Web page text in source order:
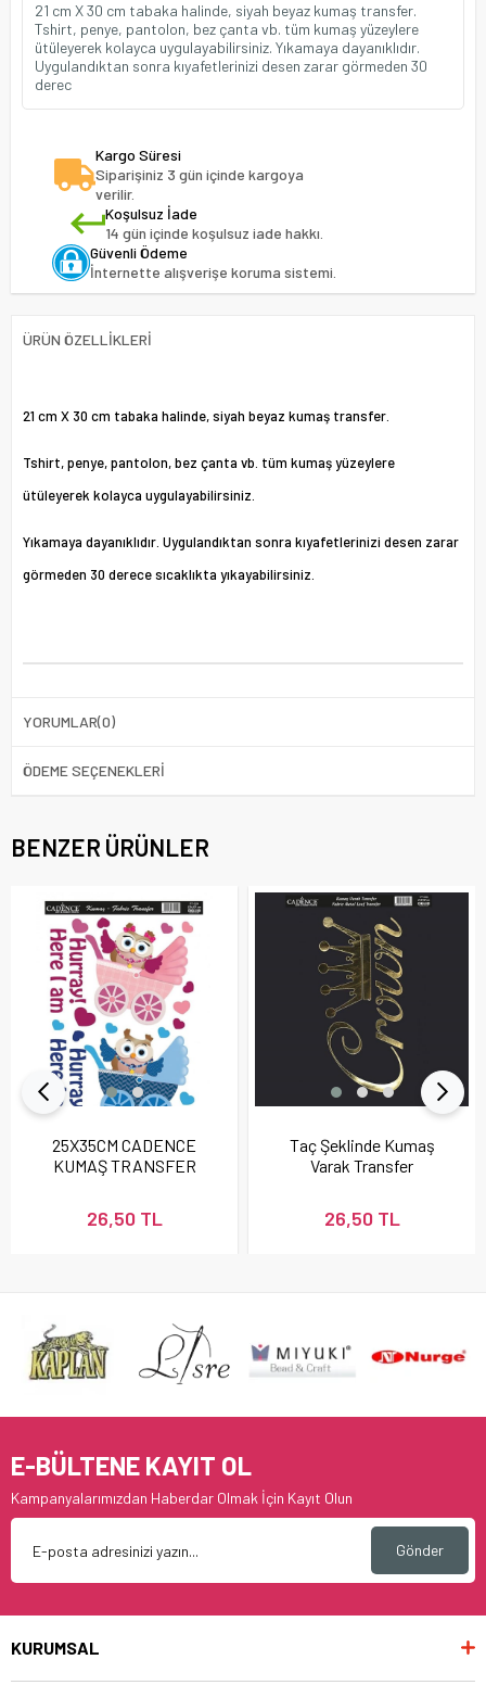
21 cm X 30 cm tabaka halinde, siyah beyaz kumaş transfer.
Tshirt, penye, pantolon, bez çanta vb. tüm kumaş yüzeylere
ütüleyerek kolayca uygulayabilirsiniz. Yıkamaya dayanıklıdır.
Uygulandıktan sonra kıyafetlerinizi desen zarar görmeden 30
derec
Kargo Süresi
Siparişiniz 3 gün içinde kargoya
verilir.
Koşulsuz İade
14 gün içinde koşulsuz iade hakkı.
Güvenli Ödeme
İnternette alışverişe koruma sistemi.
ÜRÜN ÖZELLIKLERI
21 cm X 30 cm tabaka halinde, siyah beyaz kumaş transfer.
Tshirt, penye, pantolon, bez çanta vb. tüm kumaş yüzeylere
ütüleyerek kolayca uygulayabilirsiniz.
Yıkamaya dayanıklıdır. Uygulandıktan sonra kıyafetlerinizi desen zarar
görmeden 30 derece sıcaklıkta yıkayabilirsiniz.
YORUMLAR(0)
ÖDEME SEÇENEKLERI
BENZER ÜRÜNLER
25X35CM CADENCE
KUMAŞ TRANSFER
26,50 TL
Taç Şeklinde Kumaş
Varak Transfer
26,50 TL
E-BÜLTENE KAYIT OL
Kampanyalarımızdan Haberdar Olmak İçin Kayıt Olun
Gönder
KURUMSAL